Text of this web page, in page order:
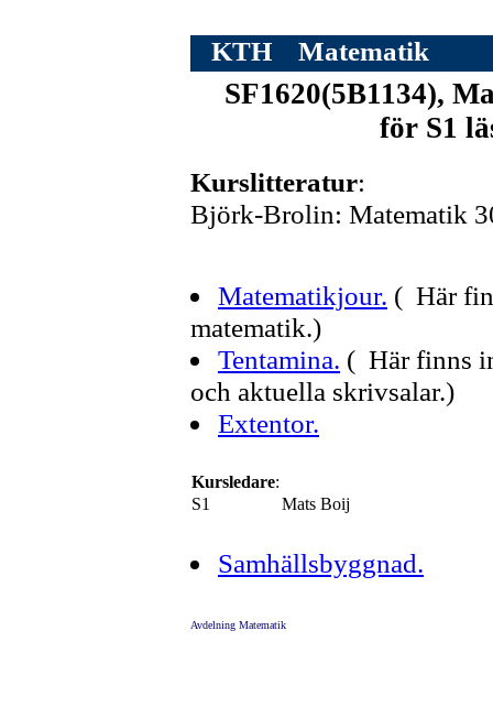
KTH Matematik
SF1620(5B1134),
för S1
Kurslitteratur:
Björk-Brolin: Matematik
Matematikjour. ( Här
matematik.)
Tentamina. ( Här finns
och aktuella skrivsalar.)
Extentor.
Kursledare:
S1
Mats Boij
Samhällsbyggnad.
Avdelning Matematik